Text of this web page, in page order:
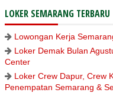
LOKER SEMARANG TERBARU
Lowongan Kerja
Loker Demak Bulan
Center
Loker Crew Dapur, Crew
Penempatan Semarang &